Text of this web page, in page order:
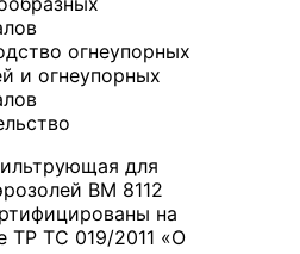
огнеупорных
и огнеупорных
для
ВМ 8112
на
ТР ТС 019/2011 «О